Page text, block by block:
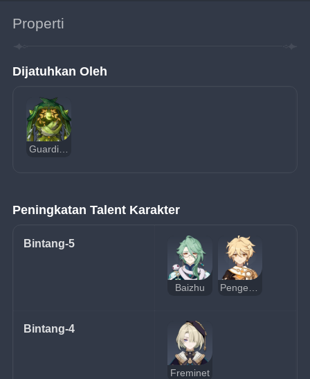
Properti
Dijatuhkan Oleh
Guardian of Apep's Oasis
Peningkatan Talent Karakter
Bintang-5
Baizhu
Bintang-4
Freminet